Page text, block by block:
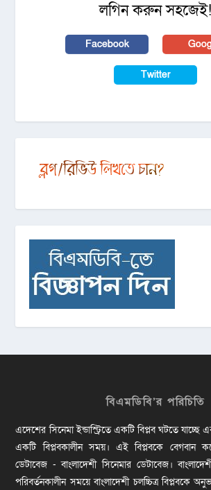
লগিন করুন সহজেই!
Facebook
Twitter
বিএমডিবি’র পরিচিতি
এদেশের সিনেমা ইন্ডাস্ট্রিতে একটি বিপ্লব ঘটতে যাচ্ছে
একটি বিপ্লবকালীন সময়। এই বিপ্লবকে বেগবান
ডেটাবেজ - বাংলাদেশী সিনেমার ডেটাবেজ।
পরিবর্তনকালীন সময়ে বাংলাদেশী চলচ্চিত্র বিপ্লবকে